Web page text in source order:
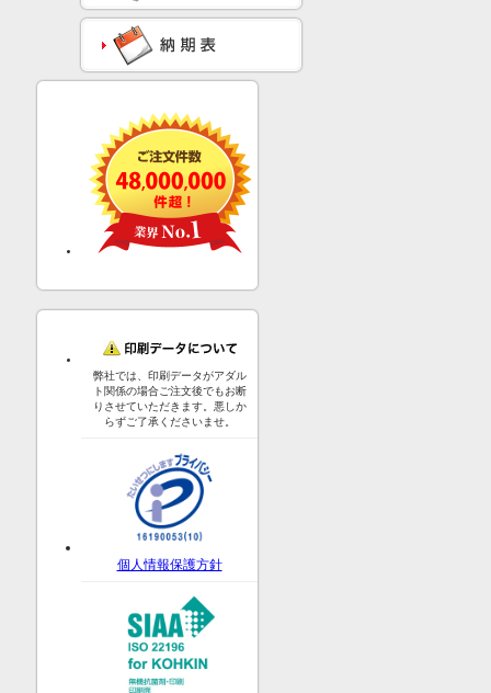
弊社では、印刷データがアダル
ト関係の場合ご注文後でもお断
りさせていただきます。悪しか
らずご了承くださいませ。
個人情報保護方針